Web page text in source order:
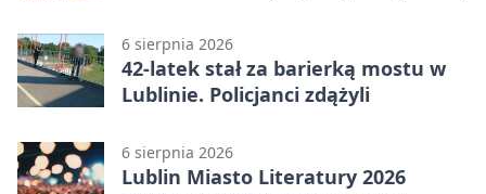
6 sierpnia 2026
42-latek stał za barierką mostu w
Lublinie. Policjanci zdążyli
6 sierpnia 2026
Lublin Miasto Literatury 2026